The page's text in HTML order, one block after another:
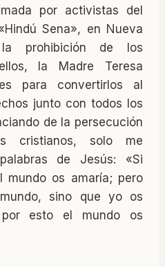
por activistas del
Sena», en Nueva
prohibición de los
la Madre Teresa
para convertirlos al
junto con todos los
de la persecución
cristianos, solo me
de Jesús: «Si
mundo os amaría; pero
sino que yo os
esto el mundo os